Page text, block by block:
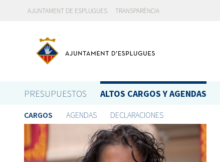
AJUNTAMENT DE ESPLUGUES TRANSPARÈNCIA
PRESUPUESTOS ALTOS CARGOS Y AGENDAS
CARGOS AGENDAS DECLARACIONES